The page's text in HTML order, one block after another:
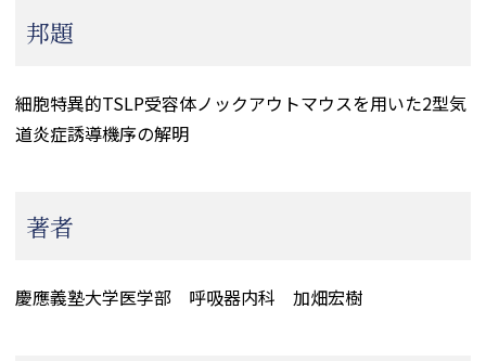
邦題
細胞特異的TSLP受容体ノックアウトマウスを用いた2型気
道炎症誘導機序の解明
著者
慶應義塾大学医学部 呼吸器内科 加畑宏樹